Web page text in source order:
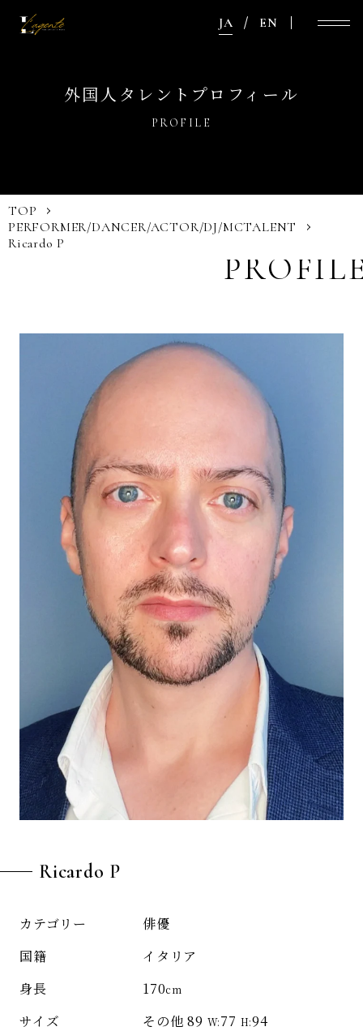
JA EN
外国人タレントプロフィール
PROFILE
TOP
PERFORMER/DANCER/ACTOR/DJ/MCTALENT
Ricardo P
Ricardo P
カテゴリー 俳優
国籍 イタリア
身長 170cm
サイズ その他 89 W:77 H:94